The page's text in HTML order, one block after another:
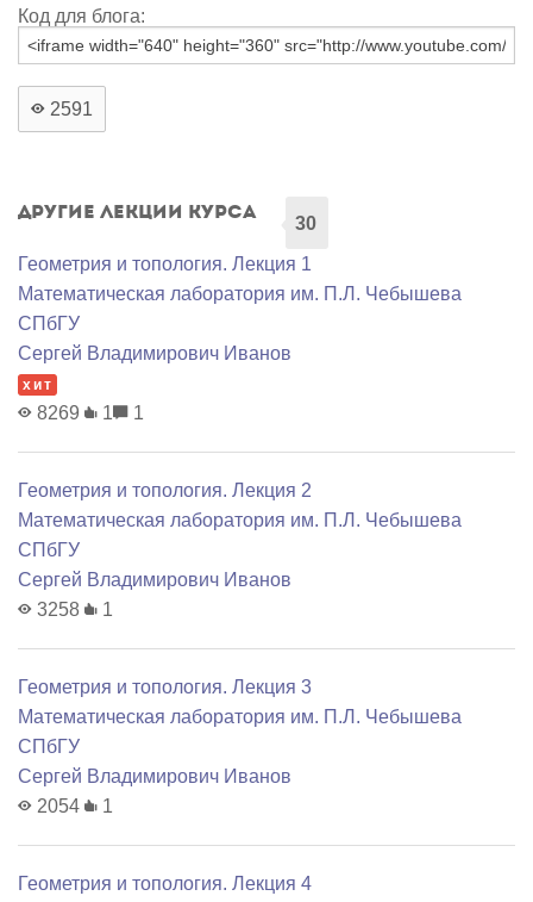
Код для блога:
2591
Другие лекции курса
30
Геометрия и топология. Лекция 1
Математичеcкая лаборатория им. П.Л. Чебышева
СПбГУ
Сергей Владимирович Иванов
хит
8269 1 1
Геометрия и топология. Лекция 2
Математичеcкая лаборатория им. П.Л. Чебышева
СПбГУ
Сергей Владимирович Иванов
3258
1
Геометрия и топология. Лекция 3
Математичеcкая лаборатория им. П.Л. Чебышева
СПбГУ
Сергей Владимирович Иванов
2054
1
Геометрия и топология. Лекция 4